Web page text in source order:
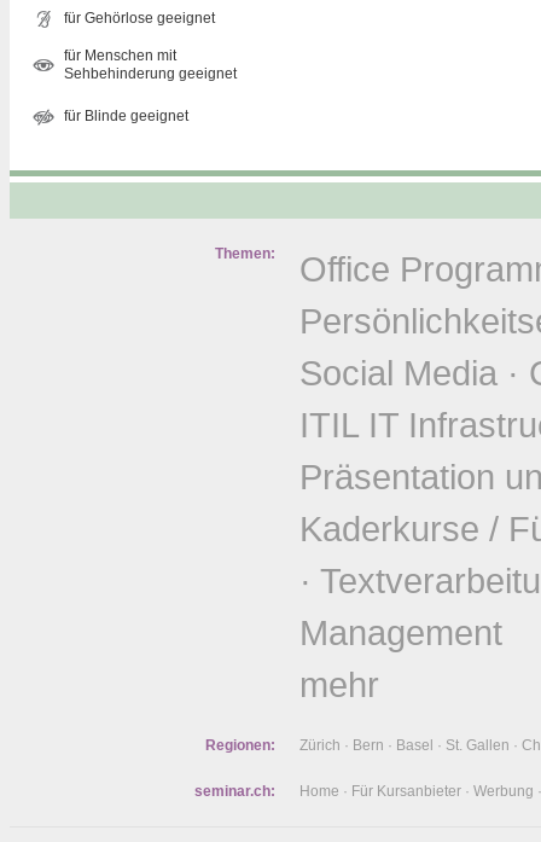
für Gehörlose geeignet
für Menschen mit
Sehbehinderung geeignet
für Blinde geeignet
Themen:
Office
Social Media ·
ITIL IT
Präsentation
Kaderkurse /
·
Management
mehr
Regionen: Zürich · Bern · Basel · St. Gallen ·
seminar.ch: Home · Für Kursanbieter · Werbung